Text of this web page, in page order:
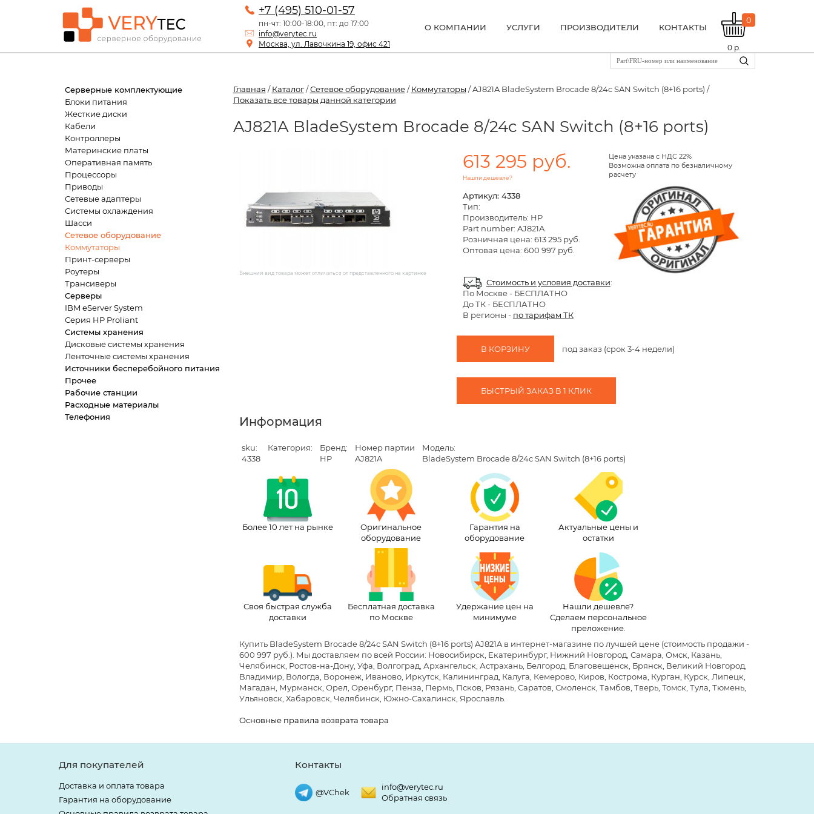
+7 (495) 510-01-57
пн-чт: 10:00-18:00, пт: до 17:00
info@verytec.ru
Москва, ул. Лавочкина 19, офис 421
О КОМПАНИИ УСЛУГИ ПРОИЗВОДИТЕЛИ КОНТАКТЫ
0
0 р.
Серверные комплектующие
Блоки питания
Жесткие диски
Кабели
Контроллеры
Материнские платы
Оперативная память
Процессоры
Приводы
Сетевые адаптеры
Системы охлаждения
Шасси
Сетевое оборудование
Коммутаторы
Принт-серверы
Роутеры
Трансиверы
Серверы
IBM eServer System
Серия HP Proliant
Системы хранения
Дисковые системы хранения
Ленточные системы хранения
Источники бесперебойного питания
Прочее
Рабочие станции
Расходные материалы
Телефония
Главная /Каталог/Сетевое оборудование/Коммутаторы / AJ821A BladeSystem Brocade 8/24c SAN Switch (8+16 ports) /
Показать все товары данной категории
AJ821A BladeSystem Brocade 8/24c SAN Switch (8+16 ports)
Внешний вид товара может отличаться от представленного на картинке
613 295 руб.
Нашли дешевле?
Цена указана с НДС 22%
Возможна оплата по безналичному
расчету
Артикул: 4338
Тип:
Производитель: HP
Part number: AJ821A
Розничная цена: 613 295 руб.
Оптовая цена: 600 997 руб.
Стоимость и условия доставки:
По Москве- БЕСПЛАТНО
До ТК - БЕСПЛАТНО
В регионы - по тарифам ТК
В КОРЗИНУ под заказ (срок 3-4 недели)
БЫСТРЫЙ ЗАКАЗ В 1 КЛИК
Информация
sku:
4338
Категория:
Бренд:
HP
Номер партии
AJ821A
Модель:
BladeSystem Brocade 8/24c SAN Switch (8+16 ports)
Более 10 лет на рынке
Оригинальное
оборудование
Гарантия на
оборудование
Актуальные цены и
остатки
Своя быстрая служба
доставки
Бесплатная доставка
по Москве
Удержание цен на
минимуме
Нашли дешевле?
Сделаем персональное
преложение.
Купить BladeSystem Brocade 8/24c SAN Switch (8+16 ports) AJ821A в интернет-магазине по лучшей цене(стоимость продажи -
600 997 руб.) . Мы доставляем по всей России: Новосибирск, Екатеринбург, Нижний Новгород, Самара, Омск, Казань,
Челябинск, Ростов-на-Дону, Уфа, Волгоград, Архангельск, Астрахань, Белгород, Благовещенск, Брянск, Великий Новгород,
Владимир, Вологда, Воронеж, Иваново, Иркутск, Калининград, Калуга, Кемерово, Киров, Кострома, Курган, Курск, Липецк,
Магадан, Мурманск, Орел, Оренбург, Пенза, Пермь, Псков, Рязань, Саратов, Смоленск, Тамбов, Тверь, Томск, Тула, Тюмень,
Ульяновск, Хабаровск, Челябинск, Южно-Сахалинск, Ярославль.
Основные правила возврата товара
Для покупателей
Доставка и оплата товара
Гарантия на оборудование
Контакты
@VChek
info@verytec.ru
Обратная связь